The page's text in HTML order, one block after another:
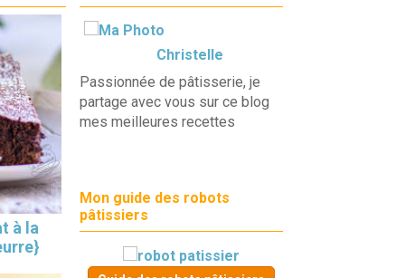
à la
Christelle
Passionnée de pâtisserie, je
partage avec vous sur ce blog
mes meilleures recettes
Mon guide des robots
pâtissiers